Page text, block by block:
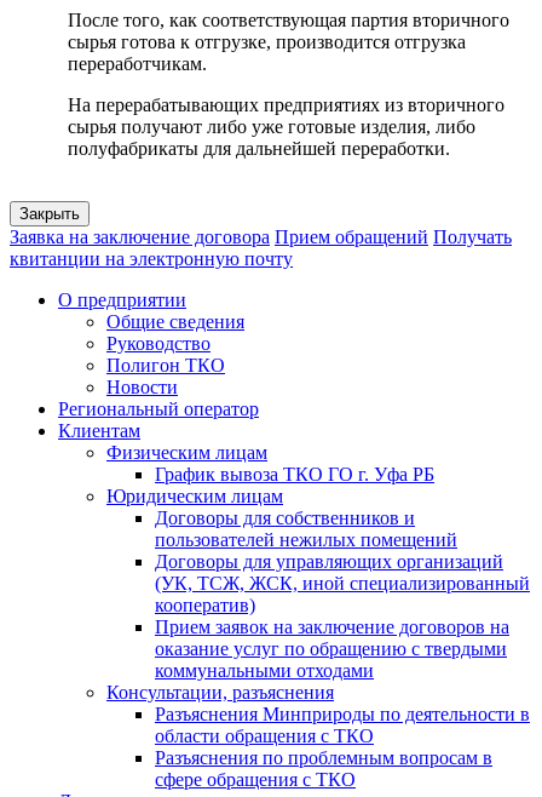
После того, как соответствующая партия вторичного
сырья готова к отгрузке, производится отгрузка
переработчикам.
На перерабатывающих предприятиях из вторичного
сырья получают либо уже готовые изделия, либо
полуфабрикаты для дальнейшей переработки.
Закрыть
Заявка на заключение договора Прием обращений Получать
квитанции на электронную почту
О предприятии
Общие сведения
Руководство
Полигон ТКО
Новости
Региональный оператор
Клиентам
Физическим лицам
График вывоза ТКО ГО г. Уфа РБ
Юридическим лицам
Договоры для собственников и
пользователей нежилых помещений
Договоры для управляющих организаций
(УК, ТСЖ, ЖСК, иной специализированный
кооператив)
Прием заявок на заключение договоров на
оказание услуг по обращению с твердыми
коммунальными отходами
Консультации, разъяснения
Разъяснения Минприроды по деятельности в
области обращения с ТКО
Разъяснения по проблемным вопросам в
сфере обращения с ТКО